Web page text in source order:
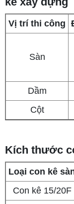
Vị trí thi công
Sàn
Dầm
Cột
Kích thước
Loại con kê
Con kê 15/20F